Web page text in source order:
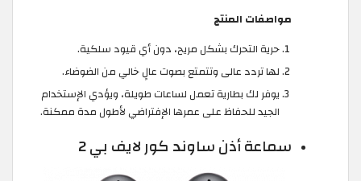
مواصفات المنتج
حرية التحرك بشكل مريح، دون أي قيود سلكية.
لها تردد عالى وتتمتع بصوت عالٍ خالي من الضوضاء.
يوفر لك بطارية تعمل لساعات طويلة، ويؤدي الإستخدام
الجيد للحفاظ على عمرها الإفتراضي لأطول مدة ممكنة.
سماعة أذن ساوند كور لايف بي 2